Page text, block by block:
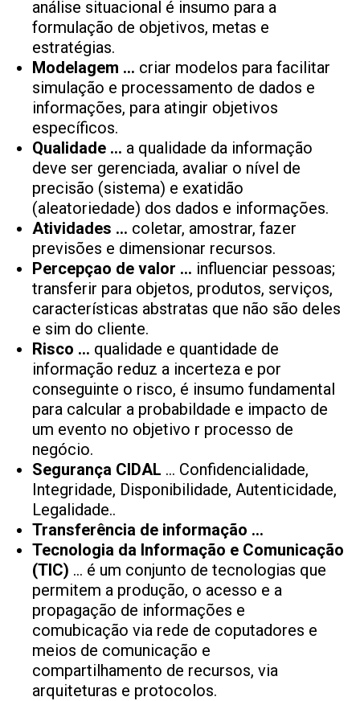
análise situacional é insumo para a
formulação de objetivos, metas e
estratégias.
Modelagem … criar modelos para facilitar
simulação e processamento de dados e
informações, para atingir objetivos
específicos.
Qualidade … a qualidade da informação
deve ser gerenciada, avaliar o nível de
precisão (sistema) e exatidão
(aleatoriedade) dos dados e informações.
Atividades … coletar, amostrar, fazer
previsões e dimensionar recursos.
Percepçao de valor … influenciar pessoas;
transferir para objetos, produtos, serviços,
características abstratas que não são deles
e sim do cliente.
Risco … qualidade e quantidade de
informação reduz a incerteza e por
conseguinte o risco, é insumo fundamental
para calcular a probabildade e impacto de
um evento no objetivo r processo de
negócio.
Segurança CIDAL … Confidencialidade,
Integridade, Disponibilidade, Autenticidade,
Legalidade..
Transferência de informação …
Tecnologia da Informação e Comunicação
(TIC) … é um conjunto de tecnologias que
permitem a produção, o acesso e a
propagação de informações e
comubicação via rede de coputadores e
meios de comunicação e
compartilhamento de recursos, via
arquiteturas e protocolos.